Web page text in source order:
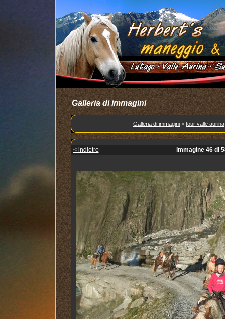
Galleria di immagini
Galleria di immagini > tour valle aurina
< indietro immagine 46 di